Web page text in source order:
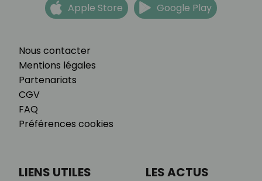
Nous contacter
Mentions légales
Partenariats
CGV
FAQ
Préférences cookies
Apple Store Google Play
LIENS UTILES LES ACTUS